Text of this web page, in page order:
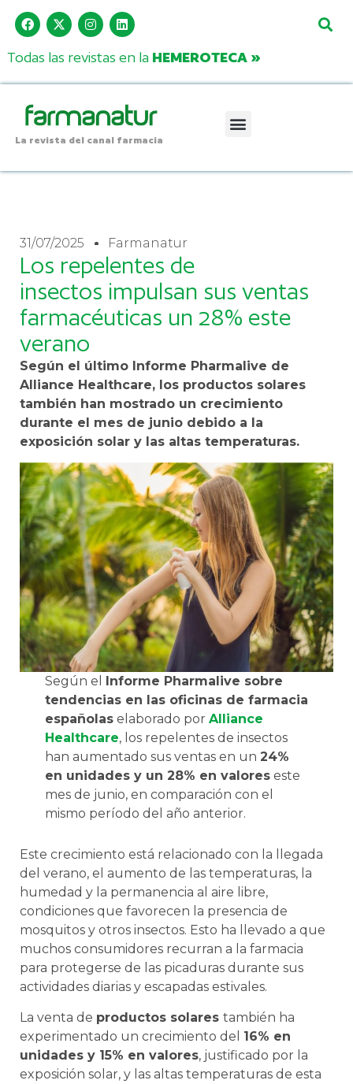
Todas las revistas en la HEMEROTECA »
La revista del canal farmacia
31/07/2025 Farmanatur
Los repelentes de
insectos impulsan sus ventas
farmacéuticas un 28% este
verano
Según el último Informe Pharmalive de
Alliance Healthcare, los productos solares
también han mostrado un crecimiento
durante el mes de junio debido a la
exposición solar y las altas temperaturas.
Según el Informe Pharmalive sobre
tendencias en las oficinas de farmacia
españolaselaborado por Alliance
Healthcare, los repelentes de insectos
han aumentado sus ventas en un 24%
en unidades y un 28% en valoreseste
mes de junio, en comparación con el
mismo período del año anterior.
Este crecimiento está relacionado con la llegada
del verano, el aumento de las temperaturas, la
humedad y la permanencia al aire libre,
condiciones que favorecen la presencia de
mosquitos y otros insectos. Esto ha llevado a que
muchos consumidores recurran a la farmacia
para protegerse de las picaduras durante sus
actividades diarias y escapadas estivales.
La venta de productos solares también ha
experimentado un crecimiento del 16% en
unidades y 15% en valores, justificado por la
exposición solar, y las altas temperaturas de esta